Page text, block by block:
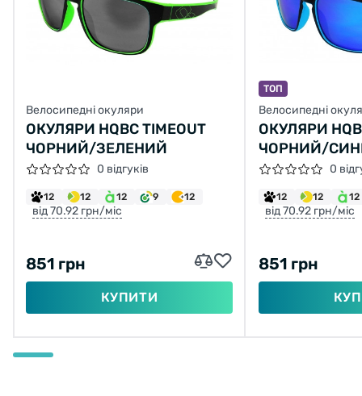
Велосипедні окуляри
ОКУЛЯРИ HQBC TIMEOUT
ЧОРНИЙ/ЗЕЛЕНИЙ
0 відгуків
12 12 12 9 12
від 70.92 грн/міс
851 грн
КУПИТИ
ТОП
Велосипедні
ОКУЛЯРИ
ЧОРНИЙ/
0
12 12 12
від 70.92 грн/міс
851 грн